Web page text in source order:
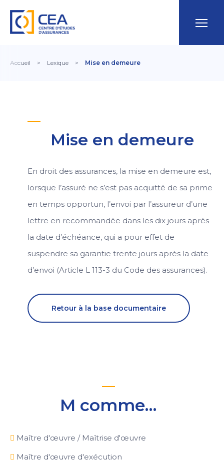
Accueil > Lexique > Mise en demeure
Mise en demeure
En droit des assurances, la mise en demeure est,
lorsque l’assuré ne s’est pas acquitté de sa prime
en temps opportun, l’envoi par l’assureur d’une
lettre en recommandée dans les dix jours après
la date d’échéance, qui a pour effet de
suspendre sa garantie trente jours après la date
d’envoi (Article L 113-3 du Code des assurances).
Retour à la base documentaire
M comme…
Maître d'œuvre / Maîtrise d'œuvre
Maître d'œuvre d'exécution